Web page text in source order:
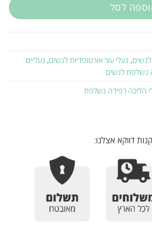
לסל
, נעלי עור אורטופדיות לנשים, נעליים
נשלפת לנשים
הליכה רפידה נשלפת
דווקא אצלנו: